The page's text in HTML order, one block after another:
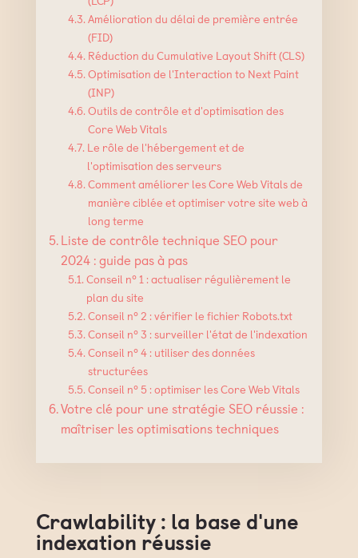
Amélioration du délai de première entrée
(FID)
Réduction du Cumulative Layout Shift (CLS)
Optimisation de l'Interaction to Next Paint
(INP)
Outils de contrôle et d'optimisation des
Core Web Vitals
Le rôle de l'hébergement et de
l'optimisation des serveurs
Comment améliorer les Core Web Vitals de
manière ciblée et optimiser votre site web à
long terme
Liste de contrôle technique SEO pour
2024 : guide pas à pas
Conseil n° 1 : actualiser régulièrement le
plan du site
Conseil n° 2 : vérifier le fichier Robots.txt
Conseil n° 3 : surveiller l'état de l'indexation
Conseil n° 4 : utiliser des données
structurées
Conseil n° 5 : optimiser les Core Web Vitals
Votre clé pour une stratégie SEO réussie :
maîtriser les optimisations techniques
Crawlability : la base d'une
indexation réussie